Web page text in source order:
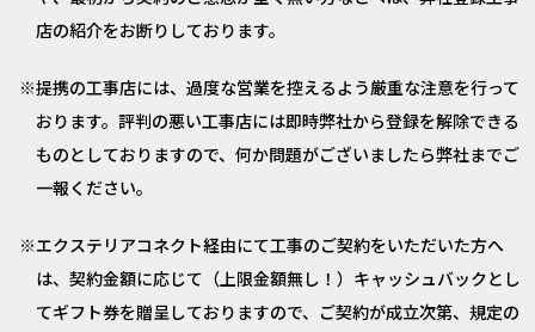
店の紹介をお断りしております。
提携の工事店には、過度な営業を控えるよう厳重な注意を行って
おります。評判の悪い工事店には即時弊社から登録を解除できる
ものとしておりますので、何か問題がございましたら弊社までご
一報ください。
エクステリアコネクト経由にて工事のご契約をいただいた方へ
は、契約金額に応じて（上限金額無し！）キャッシュバックとし
てギフト券を贈呈しておりますので、ご契約が成立次第、規定の